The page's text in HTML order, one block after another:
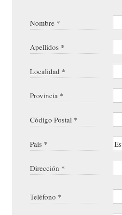
Nombre *
Apellidos *
Localidad *
Provincia *
Código Postal *
País *
Dirección *
Teléfono *